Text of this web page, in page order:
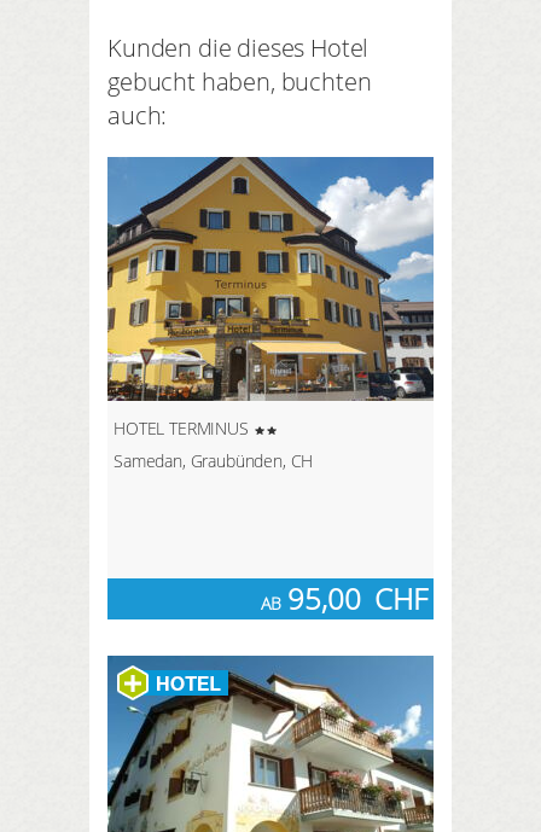
Kunden die dieses Hotel
gebucht haben, buchten
auch:
HOTEL TERMINUS
Samedan, Graubünden, CH
AB95,00 CHF